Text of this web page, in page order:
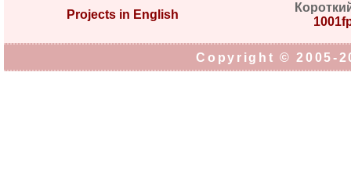
Projects in English
Copyright © 2005-